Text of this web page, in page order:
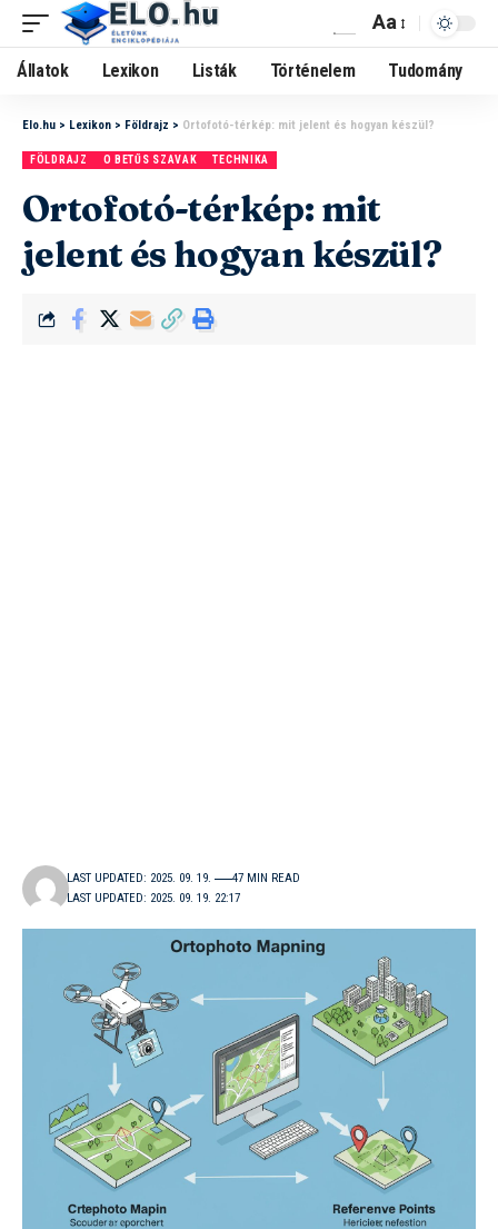
Aa
Állatok Lexikon Listák Történelem Tudomány
Elo.hu > Lexikon > Földrajz > Ortofotó-térkép: mit jelent és hogyan készül?
FÖLDRAJZ O BETŰS SZAVAK TECHNIKA
Ortofotó-térkép: mit
jelent és hogyan készül?
LAST UPDATED: 2025. 09. 19. 22:17
LAST UPDATED: 2025. 09. 19. 47 MIN READ